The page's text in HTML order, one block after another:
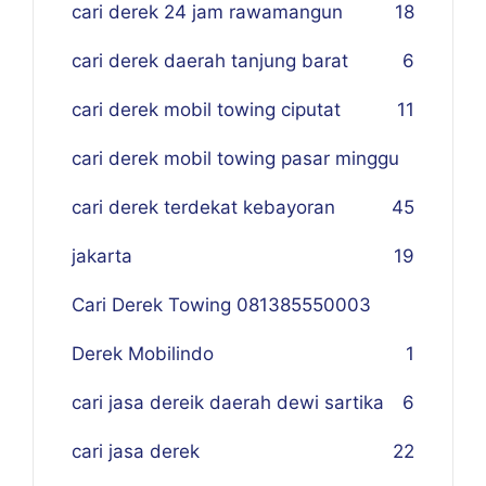
cari derek 24 jam rawamangun 18
cari derek daerah tanjung barat 6
cari derek mobil towing ciputat 11
cari derek mobil towing pasar minggu
45
cari derek terdekat kebayoran
jakarta 19
Cari Derek Towing 081385550003
Derek Mobilindo 1
cari jasa dereik daerah dewi sartika 6
cari jasa derek 22